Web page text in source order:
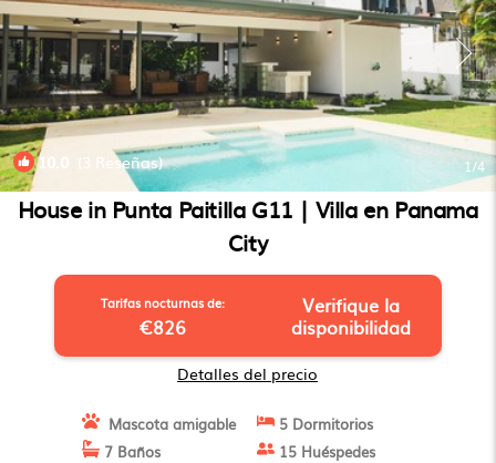
10.0 (3 Reseñas) 1/4
House in Punta Paitilla G11 | Villa en Panama
City
Tarifas nocturnas de:
€826
Verifique la
disponibilidad
Detalles del precio
Mascota amigable
5 Dormitorios
7 Baños
15 Huéspedes